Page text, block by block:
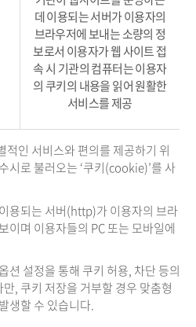
데 이용되는 서버가 이용자의
브라우저에 보내는 소량의 정
보로서 이용자가 웹 사이트 접
속 시 기관의 컴퓨터는 이용자
의 쿠키의 내용을 읽어 원활한
서비스를 제공
적인 서비스와 편의를 제공하기 위
시로 불러오는 ‘쿠키(cookie)’를 사
용되는 서버(http)가 이용자의 브라
이며 이용자들의 PC 또는 모바일에
션 설정을 통해 쿠키 허용, 차단 등의
, 쿠키 저장을 거부할 경우 맞춤형
생할 수 있습니다.